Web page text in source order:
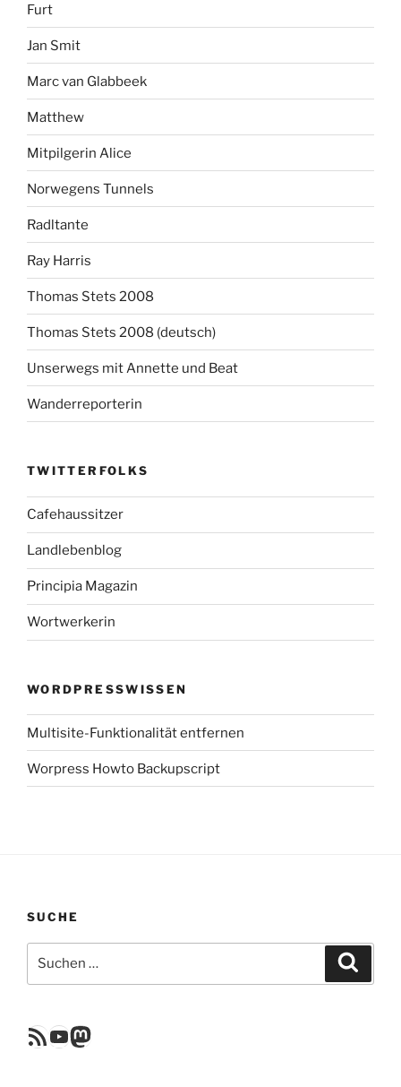
Furt
Jan Smit
Marc van Glabbeek
Matthew
Mitpilgerin Alice
Norwegens Tunnels
Radltante
Ray Harris
Thomas Stets 2008
Thomas Stets 2008 (deutsch)
Unserwegs mit Annette und Beat
Wanderreporterin
TWITTERFOLKS
Cafehaussitzer
Landlebenblog
Principia Magazin
Wortwerkerin
WORDPRESSWISSEN
Multisite-Funktionalität entfernen
Worpress Howto Backupscript
SUCHE
nach:
RSS FeedYouTube
Mastodon